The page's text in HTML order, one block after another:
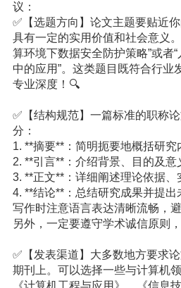
议：
✅【选题方向】论文主题要贴近
具有一定的实用价值和社会意义
算环境下数据安全防护策略”或者
中的应用”。这类题目既符合行业
专业深度！🔍
✅【结构规范】一篇标准的职称
分：
1. **摘要**：简明扼要地概括研究
2. **引言**：介绍背景、目的及意
3. **正文**：详细阐述理论依据、
4. **结论**：总结研究成果并提出
写作时注意语言表达清晰流畅，
另外，一定要遵守学术诚信原则
✅【发表渠道】大多数地方要求
期刊上。可以选择一些与计算机
《计算机工程与应用》、《信息